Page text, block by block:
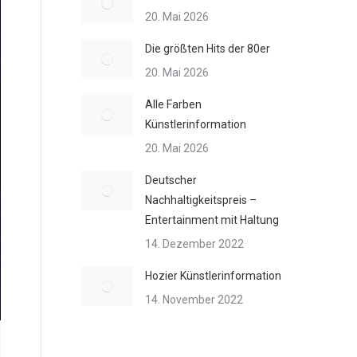
20. Mai 2026
Die größten Hits der 80er
20. Mai 2026
Alle Farben
Künstlerinformation
20. Mai 2026
Deutscher
Nachhaltigkeitspreis –
Entertainment mit Haltung
14. Dezember 2022
Hozier Künstlerinformation
14. November 2022